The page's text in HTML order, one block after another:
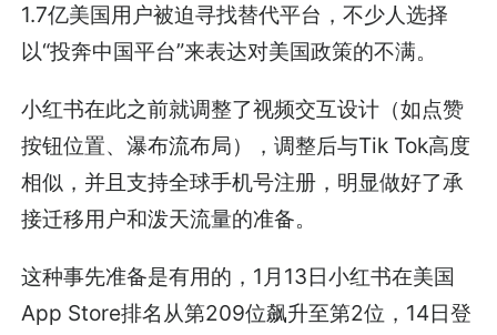
1.7亿美国用户被迫寻找替代平台，不少人选择
以“投奔中国平台”来表达对美国政策的不满。
小红书在此之前就调整了视频交互设计（如点赞
按钮位置、瀑布流布局），调整后与Tik Tok高度
相似，并且支持全球手机号注册，明显做好了承
接迁移用户和泼天流量的准备。
这种事先准备是有用的，1月13日小红书在美国
App Store排名从第209位飙升至第2位，14日登